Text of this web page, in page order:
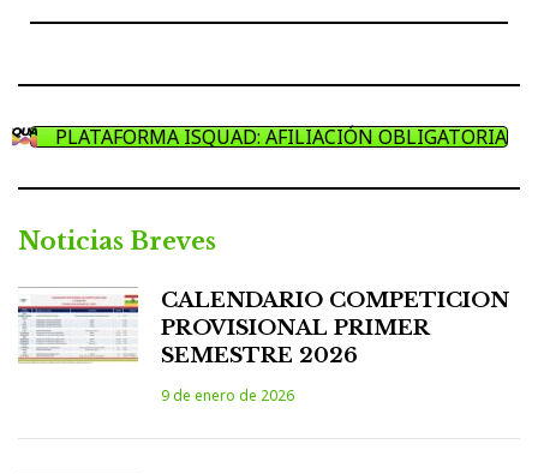
entradas
PLATAFORMA ISQUAD: AFILIACIÓN OBLIGATORIA
Noticias Breves
CALENDARIO COMPETICION
PROVISIONAL PRIMER
SEMESTRE 2026
9 de enero de 2026